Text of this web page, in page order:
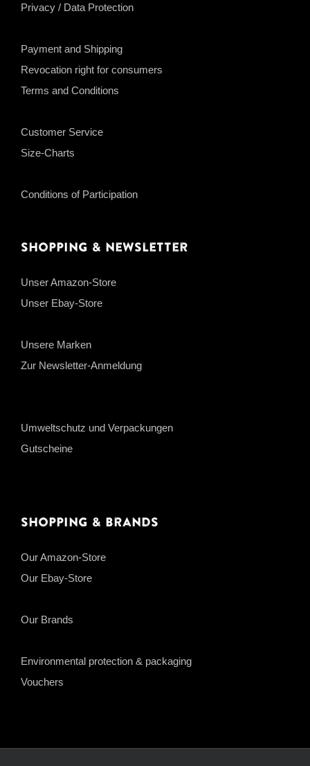
Privacy / Data Protection
Payment and Shipping
Revocation right for consumers
Terms and Conditions
Customer Service
Size-Charts
Conditions of Participation
Shopping & Newsletter
Unser Amazon-Store
Unser Ebay-Store
Unsere Marken
Zur Newsletter-Anmeldung
Umweltschutz und Verpackungen
Gutscheine
Shopping & Brands
Our Amazon-Store
Our Ebay-Store
Our Brands
Environmental protection & packaging
Vouchers